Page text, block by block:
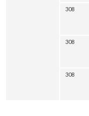
308
308
308